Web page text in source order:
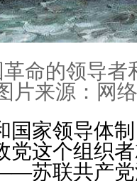
命的领导者
片来源：网
国家领导体
党这个组织
苏联共产党